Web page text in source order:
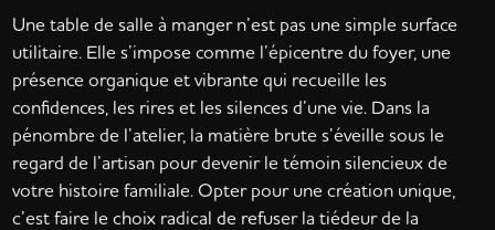
Une table de salle à manger n’est pas une simple surface
utilitaire. Elle s’impose comme l’épicentre du foyer, une
présence organique et vibrante qui recueille les
confidences, les rires et les silences d’une vie. Dans la
pénombre de l’atelier, la matière brute s’éveille sous le
regard de l’artisan pour devenir le témoin silencieux de
votre histoire familiale. Opter pour une création unique,
c’est faire le choix radical de refuser la tiédeur de la